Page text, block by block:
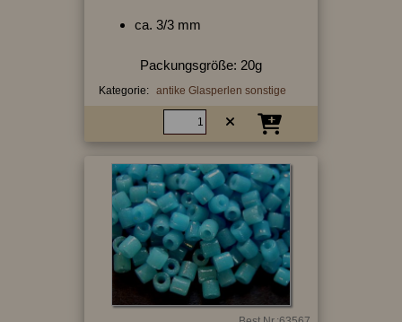
ca. 3/3 mm
Packungsgröße: 20g
Kategorie: antike Glasperlen sonstige